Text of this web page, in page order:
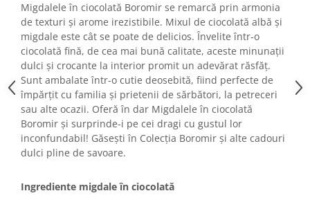
Biscuiti
Turta dulce
Turta dulce cu nuci
Turta dulce de Sibiu
Turta dulce cu miere
Croissant
Croissant Duofino
Croissant cu maia
Boromele
Migdalele în ciocolată Boromir se remarcă prin armonia
de texturi și arome irezistibile. Mixul de ciocolată albă și
migdale este cât se poate de delicios. Învelite într-o
ciocolată fină, de cea mai bună calitate, aceste minunații
dulci și crocante la interior promit un adevărat răsfăț.
Sunt ambalate într-o cutie deosebită, fiind perfecte de
împărțit cu familia și prietenii de sărbători, la petreceri
sau alte ocazii. Oferă în dar Migdalele în ciocolată
Boromir și surprinde-i pe cei dragi cu gustul lor
inconfundabil! Găsești în Colecția Boromir și alte cadouri
dulci pline de savoare.
Ingrediente migdale în ciocolată